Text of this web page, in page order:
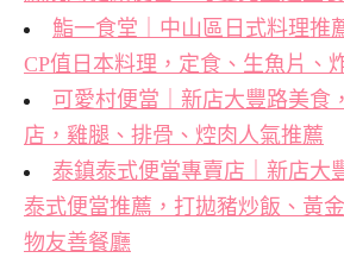
鮨一食堂｜中山區日式料理推
CP值日本料理，定食、生魚片、
可愛村便當｜新店大豐路美食
店，雞腿、排骨、焢肉人氣推薦
泰鎮泰式便當專賣店｜新店大
泰式便當推薦，打拋豬炒飯、黃
物友善餐廳